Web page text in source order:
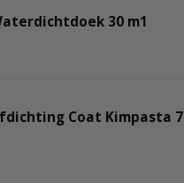
30 m1
Coat Kimpasta 7